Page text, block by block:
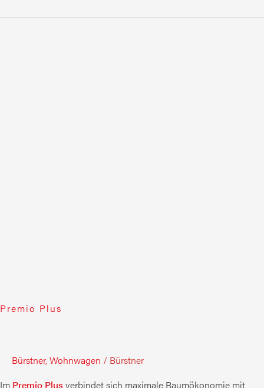
Premio Plus
Bürstner,Wohnwagen / Bürstner
Im Premio Plus verbindet sich maximale Raumökonomie mit